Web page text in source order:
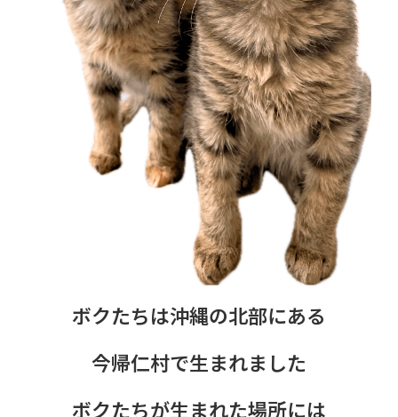
ボクたちは沖縄の北部にある
今帰仁村で生まれました
ボクたちが生まれた場所には